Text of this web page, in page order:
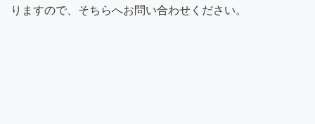
りますので、そちらへお問い合わせください。